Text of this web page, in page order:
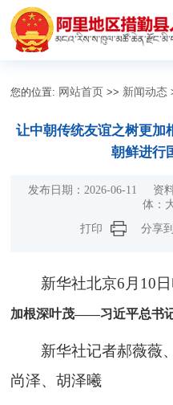
您的位置: 网站首页 >> 新闻动态
让中朝传统友谊之树更
朝鲜进行
发布日期：2026-06-11 资
体：
打印
分享到
新华社北京6月10
加根深叶茂——习近平总书
新华社记者郝薇薇
尚泽、胡泽曦